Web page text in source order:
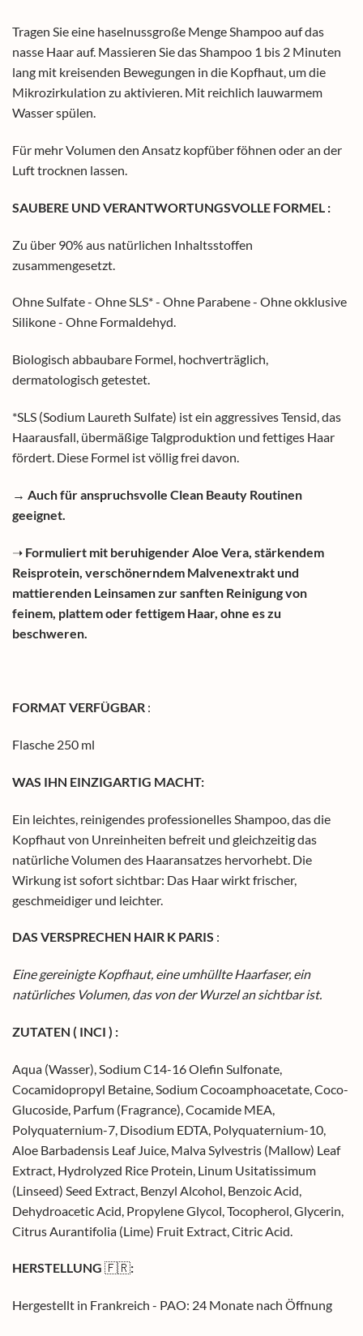
Tragen Sie eine haselnussgroße Menge Shampoo auf das
nasse Haar auf. Massieren Sie das Shampoo 1 bis 2 Minuten
lang mit kreisenden Bewegungen in die Kopfhaut, um die
Mikrozirkulation zu aktivieren. Mit reichlich lauwarmem
Wasser spülen.
Für mehr Volumen den Ansatz kopfüber föhnen oder an der
Luft trocknen lassen.
SAUBERE UND VERANTWORTUNGSVOLLE FORMEL :
Zu über 90% aus natürlichen Inhaltsstoffen
zusammengesetzt.
Ohne Sulfate - Ohne SLS* - Ohne Parabene - Ohne okklusive
Silikone - Ohne Formaldehyd.
Biologisch abbaubare Formel, hochverträglich,
dermatologisch getestet.
*SLS (Sodium Laureth Sulfate) ist ein aggressives Tensid, das
Haarausfall, übermäßige Talgproduktion und fettiges Haar
fördert. Diese Formel ist völlig frei davon.
→ Auch für anspruchsvolle Clean Beauty Routinen
geeignet.
➝ Formuliert mit beruhigender Aloe Vera, stärkendem
Reisprotein, verschönerndem Malvenextrakt und
mattierenden Leinsamen zur sanften Reinigung von
feinem, plattem oder fettigem Haar, ohne es zu
beschweren.
FORMAT VERFÜGBAR :
Flasche 250 ml
WAS IHN EINZIGARTIG MACHT:
Ein leichtes, reinigendes professionelles Shampoo, das die
Kopfhaut von Unreinheiten befreit und gleichzeitig das
natürliche Volumen des Haaransatzes hervorhebt. Die
Wirkung ist sofort sichtbar: Das Haar wirkt frischer,
geschmeidiger und leichter.
DAS VERSPRECHEN HAIR K PARIS :
Eine gereinigte Kopfhaut, eine umhüllte Haarfaser, ein
natürliches Volumen, das von der Wurzel an sichtbar ist.
ZUTATEN ( INCI ) :
Aqua (Wasser), Sodium C14-16 Olefin Sulfonate,
Cocamidopropyl Betaine, Sodium Cocoamphoacetate, Coco-
Glucoside, Parfum (Fragrance), Cocamide MEA,
Polyquaternium-7, Disodium EDTA, Polyquaternium-10,
Aloe Barbadensis Leaf Juice, Malva Sylvestris (Mallow) Leaf
Extract, Hydrolyzed Rice Protein, Linum Usitatissimum
(Linseed) Seed Extract, Benzyl Alcohol, Benzoic Acid,
Dehydroacetic Acid, Propylene Glycol, Tocopherol, Glycerin,
Citrus Aurantifolia (Lime) Fruit Extract, Citric Acid.
HERSTELLUNG 🇫🇷:
Hergestellt in Frankreich - PAO: 24 Monate nach Öffnung